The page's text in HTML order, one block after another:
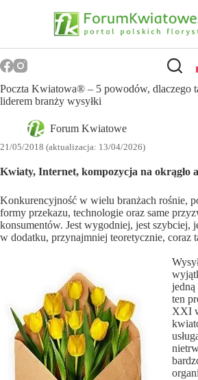
Poczta Kwiatowa® – 5 powodów, dlaczego
liderem branży wysyłki
Forum Kwiatowe
21/05/2018 (aktualizacja: 13/04/2026)
Kwiaty, Internet, kompozycja na okrągło
Konkurencyjność w wielu branżach rośnie,
formy przekazu, technologie oraz same
konsumentów. Jest wygodniej, jest szybciej,
w dodatku, przynajmniej teoretycznie, coraz
jedną
ten
XXI